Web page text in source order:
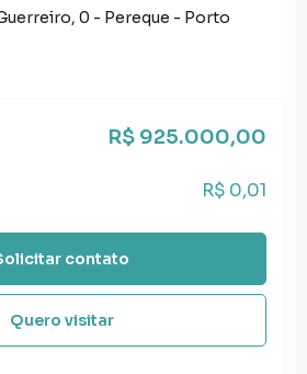
, 0 - Pereque - Porto
R$ 925.000,00
R$ 0,01
contato
Quero visitar